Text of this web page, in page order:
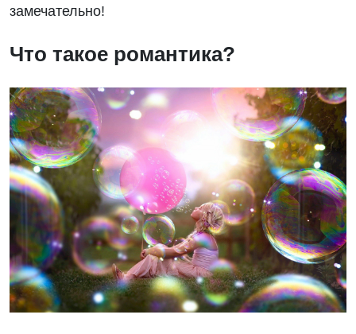
замечательно!
Что такое романтика?